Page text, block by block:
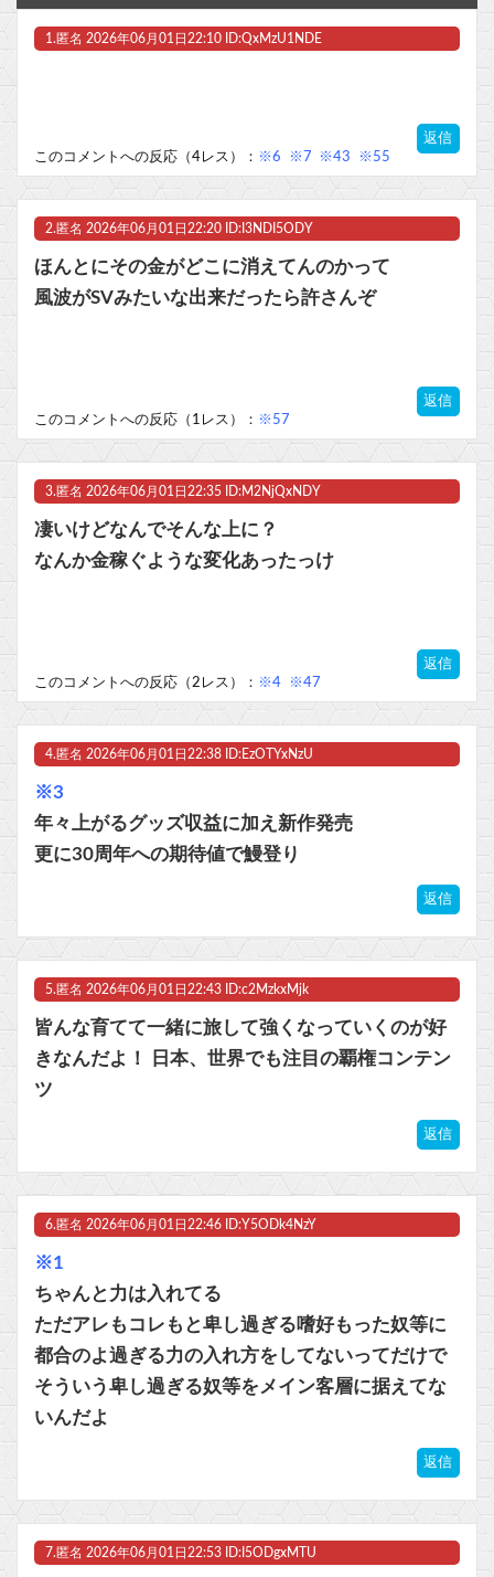
【朗報】Forbes「初代Nintendo Switch、PS2の記録更新に王手 世界一まで残り150万台」★2
アニメ監督「みなみけには『冬』が居ないやん…せや！『冬』の末っ子をアニメオリジナルで出そ！」他
神「こち亀からキャラを1体だけ抹消してやる」他
『沖縄で好きになった子が方言すぎてツラすぎる』7話感想 台風時の沖縄県民の心の支えはユニオン！他
マスク 十兆円を失う‥投資家「アメリカ党？バカかコイツw」
ビットコイン再び1600万円へ。ドル円は147円に
Powered by livedoor 相互RSS
1. 匿名 2026年06月01日22:10 ID:QxMzU1NDE
返信
このコメントへの反応（4レス）： ※6 ※7 ※43 ※55
2. 匿名 2026年06月01日22:20 ID:I3NDI5ODY
ほんとにその金がどこに消えてんのかって
風波がSVみたいな出来だったら許さんぞ
返信
このコメントへの反応（1レス）： ※57
3. 匿名 2026年06月01日22:35 ID:M2NjQxNDY
凄いけどなんでそんな上に？
なんか金稼ぐような変化あったっけ
返信
このコメントへの反応（2レス）： ※4 ※47
4. 匿名 2026年06月01日22:38 ID:EzOTYxNzU
※3
年々上がるグッズ収益に加え新作発売
更に30周年への期待値で鰻登り
返信
5. 匿名 2026年06月01日22:43 ID:c2MzkxMjk
皆んな育てて一緒に旅して強くなっていくのが好
きなんだよ！ 日本、世界でも注目の覇権コンテン
ツ
返信
6. 匿名 2026年06月01日22:46 ID:Y5ODk4NzY
※1
ちゃんと力は入れてる
ただアレもコレもと卑し過ぎる嗜好もった奴等に
都合のよ過ぎる力の入れ方をしてないってだけで
そういう卑し過ぎる奴等をメイン客層に据えてな
いんだよ
返信
7. 匿名 2026年06月01日22:53 ID:I5ODgxMTU